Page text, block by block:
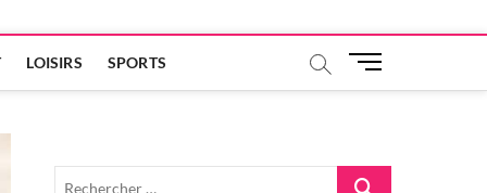
LOISIRS SPORTS
M
u
Rechercher